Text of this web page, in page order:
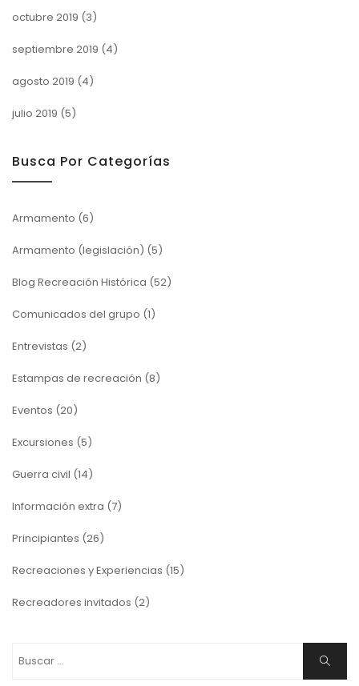
octubre 2019 (3)
septiembre 2019 (4)
agosto 2019 (4)
julio 2019 (5)
Busca Por Categorías
Armamento (6)
Armamento (legislación) (5)
Blog Recreación Histórica (52)
Comunicados del grupo (1)
Entrevistas (2)
Estampas de recreación (8)
Eventos (20)
Excursiones (5)
Guerra civil (14)
Información extra (7)
Principiantes (26)
Recreaciones y Experiencias (15)
Recreadores invitados (2)
Buscar